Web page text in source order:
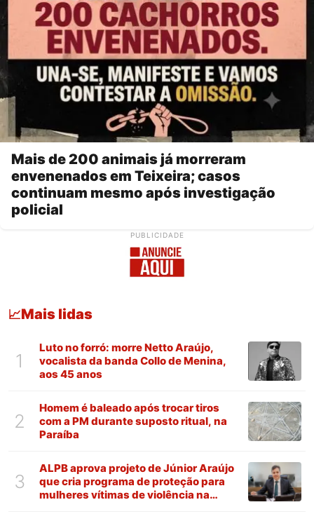
Mais de 200 animais já morreram
envenenados em Teixeira; casos
continuam mesmo após investigação
policial
PUBLICIDADE
📈Mais lidas
1
Luto no forró: morre Netto Araújo,
vocalista da banda Collo de Menina,
aos 45 anos
2
Homem é baleado após trocar tiros
com a PM durante suposto ritual, na
Paraíba
3
ALPB aprova projeto de Júnior Araújo
que cria programa de proteção para
mulheres vítimas de violência na